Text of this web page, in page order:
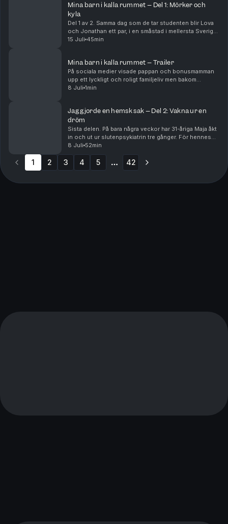
Mina barn i kalla rummet – Del 1: Mörker och
kyla
Del 1 av 2. Samma dag som de tar studenten blir Lova
och Jonathan ett par, i en småstad i mellersta Sverige.
Knappt tre år senare har de två barn och en stor
15 Juli 45min
Mina barn i kalla rummet – Trailer
På sociala medier visade pappan och bonusmamman
upp ett lyckligt och roligt familjeliv men bakom
kulisserna utsattes små barn för hänsynslöst våld av
8 Juli 1min
Jag gjorde en hemsk sak – Del 2: Vakna ur en
dröm
Sista delen. På bara några veckor har 31-åriga Maja åkt
in och ut ur slutenpsykiatrin tre gånger. För hennes
nära och kära är det uppenbart att hon inte är sig själv,
utan befinner sig i en psykos. Me...
8 Juli 52min
1 2 3 4 5 42